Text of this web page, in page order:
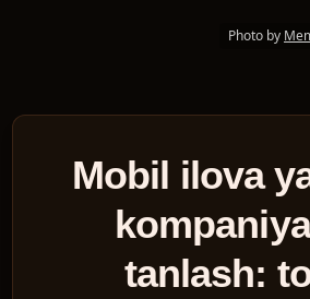
Photo by
Mobil ilova
tanlash: